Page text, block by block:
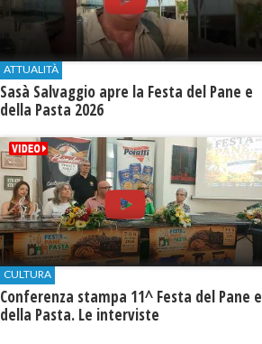
ATTUALITÀ
Sasà Salvaggio apre la Festa del Pane e
della Pasta 2026
CULTURA
Conferenza stampa 11^ Festa del Pane e
della Pasta. Le interviste